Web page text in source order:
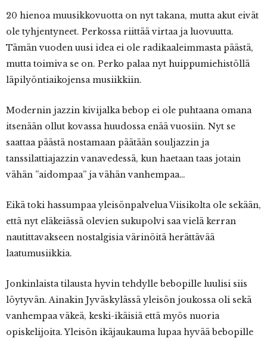
20 hienoa muusikkovuotta on nyt takana, mutta akut eivät
ole tyhjentyneet. Perkossa riittää virtaa ja luovuutta.
Tämän vuoden uusi idea ei ole radikaaleimmasta päästä,
mutta toimiva se on. Perko palaa nyt huippumiehistöllä
läpilyöntiaikojensa musiikkiin.
Modernin jazzin kivijalka bebop ei ole puhtaana omana
itsenään ollut kovassa huudossa enää vuosiin. Nyt se
saattaa päästä nostamaan päätään souljazzin ja
tanssilattiajazzin vanavedessä, kun haetaan taas jotain
vähän ”aidompaa” ja vähän vanhempaa…
Eikä toki hassumpaa yleisönpalvelua Viisikolta ole sekään,
että nyt eläkeiässä olevien sukupolvi saa vielä kerran
nautittavakseen nostalgisia värinöitä herättävää
laatumusiikkia.
Jonkinlaista tilausta hyvin tehdylle bebopille luulisi siis
löytyvän. Ainakin Jyväskylässä yleisön joukossa oli sekä
vanhempaa väkeä, keski-ikäisiä että myös nuoria
opiskelijoita. Yleisön ikäjaukauma lupaa hyvää bebopille